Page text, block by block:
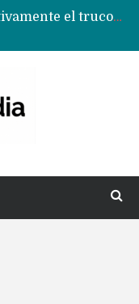
Google acaba definitivamente el truco para pagar con NFC en celulares Xiaomi, Oppo, Vivo y Huawei con ROM china